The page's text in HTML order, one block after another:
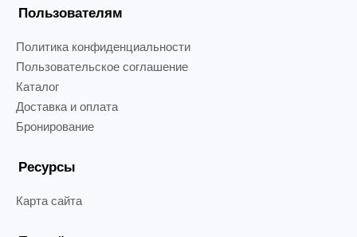
Пользователям
Политика конфиденциальности
Пользовательское соглашение
Каталог
Доставка и оплата
Бронирование
Ресурсы
Карта сайта